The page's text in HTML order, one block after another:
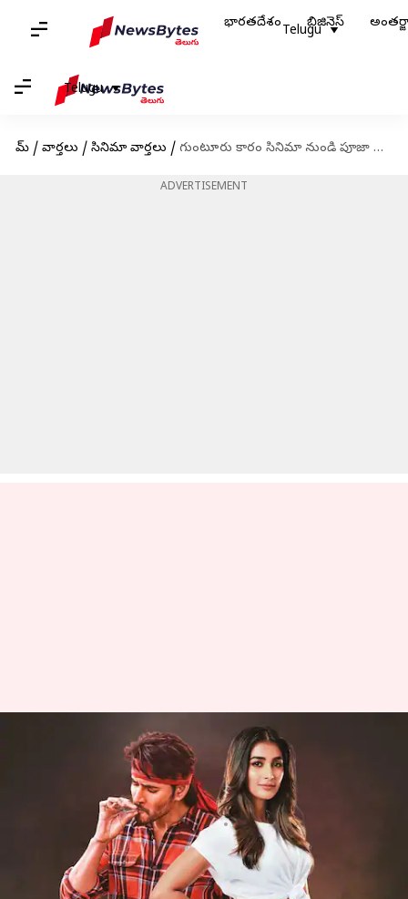
భారతదేశం బిజినెస్
Telugu
Telugu
హోమ్ / వార్తలు / సినిమా వార్తలు / గుంటూరు కారం సినిమా నుండి పూజా హెగ్డే బయటకు వచ్చేస్తోంది? కారణమేంటంటే?
ADVERTISEMENT
గుంటూరు కారం సినిమా నుండి పూజా
హెగ్డే బయటకు వచ్చేస్తోంది?
కారణమేంటంటే?
Sriram Pranateja Jun 20, 2023 04:18 pm
ఈ వార్తాకథనం ఏంటి